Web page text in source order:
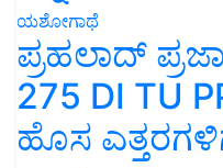
ಯಶೋಗಾಥೆ
ಪ್ರಹಲಾದ್
275 DI TU
ಹೊಸ